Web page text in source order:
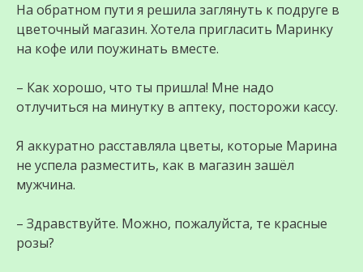
На обратном пути я решила заглянуть к подруге в
цветочный магазин. Хотела пригласить Маринку
на кофе или поужинать вместе.
– Как хорошо, что ты пришла! Мне надо
отлучиться на минутку в аптеку, посторожи кассу.
Я аккуратно расставляла цветы, которые Марина
не успела разместить, как в магазин зашёл
мужчина.
– Здравствуйте. Можно, пожалуйста, те красные
розы?